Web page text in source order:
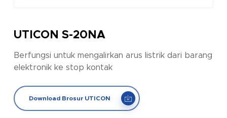
UTICON S-20NA
Berfungsi untuk mengalirkan arus listrik dari barang
elektronik ke stop kontak
Download Brosur UTICON